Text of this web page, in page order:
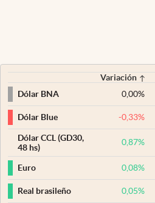
Variación
Dólar BNA
0,00%
Dólar Blue -0,33%
Dólar CCL (GD30,
48 hs)
0,87%
Euro 0,08%
Real brasileño 0,05%